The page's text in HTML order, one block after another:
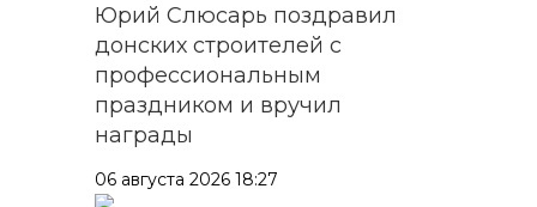
Юрий Слюсарь поздравил
донских строителей с
профессиональным
праздником и вручил
награды
06 августа 2026 18:27